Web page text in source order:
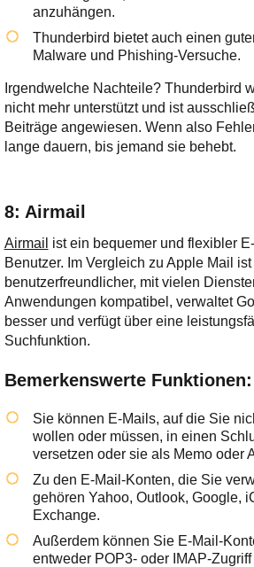
anzuhängen.
Thunderbird bietet auch einen
Malware und Phishing-Versuche.
Irgendwelche Nachteile? Thunderbird
nicht mehr unterstützt und ist
Beiträge angewiesen. Wenn also
lange dauern, bis jemand sie behebt.
8: Airmail
Airmail ist ein bequemer und flexibler
Benutzer. Im Vergleich zu Apple Mail ist
benutzerfreundlicher, mit vielen
Anwendungen kompatibel, verwaltet
besser und verfügt über eine
Suchfunktion.
Bemerkenswerte Funktionen:
Sie können E-Mails, auf die Sie
wollen oder müssen, in einen
versetzen oder sie als Memo oder
Zu den E-Mail-Konten, die Sie
gehören Yahoo, Outlook, Google,
Exchange.
Außerdem können Sie E-Mail-
entweder POP3- oder IMAP-Zugriff